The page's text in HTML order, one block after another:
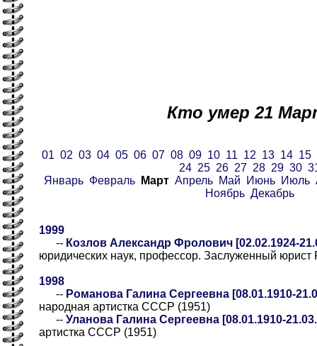
Кто умер 21
01 02 03 04 05 06 07 08 09 10 11 12 13 14 15
24 25 26 27 28 29 30
Январь Февраль Март Апрель Май Июнь Июль
Ноябрь Декабрь
1999
-- Козлов Александр Фролович [02.02.1924-
юридических наук, профессор. Заслуженный юрист
1998
-- Романова Галина Сергеевна [08.01.1910-
народная артистка СССР (1951)
-- Уланова Галина Сергеевна [08.01.1910-
артистка СССР (1951)